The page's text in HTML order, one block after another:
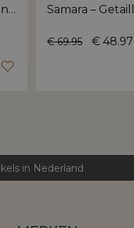
Kylie – Getailleerd gilet van Neo Noir met knoopsluiting
€ 69.95 € 48.97
in Nederland